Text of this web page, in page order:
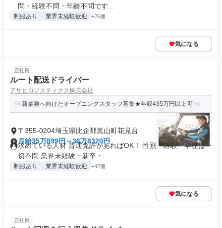
問・経験不問・年齢不問です...
制服あり 業界未経験歓迎 +26個
気になる
正社員
ルート配送ドライバー
アサヒロジスティクス株式会社
新業務へ向けたオープニングスタッフ募集★年収435万円以上可
〒355-0204埼玉県比企郡嵐山町花見台
月給35万899円～36万8320円
求めている人材 普通免許があればOK！ 性別・経験・学歴は一
切不問 業界未経験・新卒・...
制服あり 業界未経験歓迎 +42個
気になる
正社員